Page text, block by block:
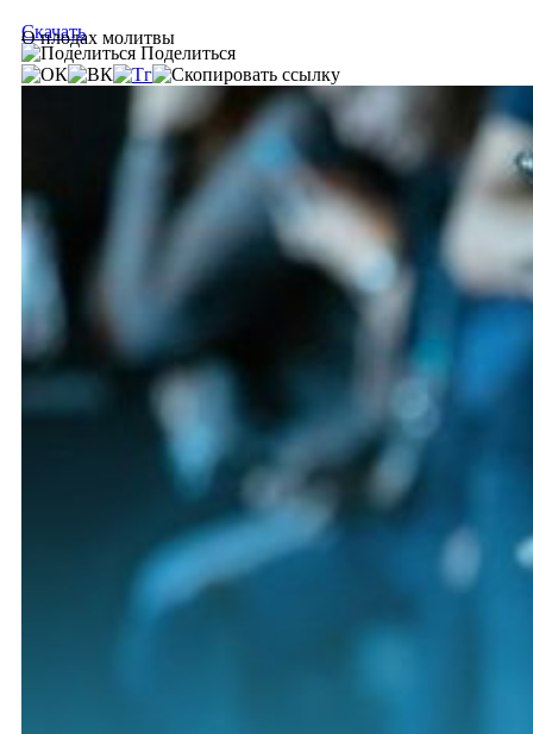
О плодах молитвы
Скачать
Поделиться